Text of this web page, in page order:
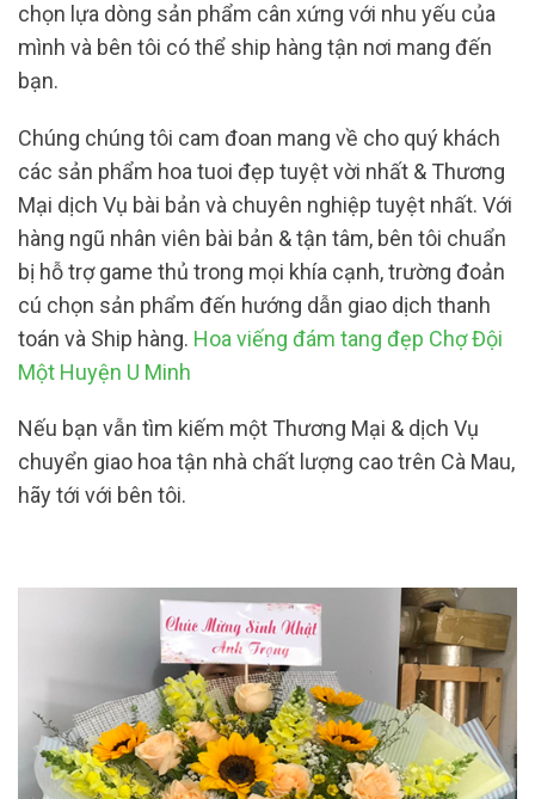
chọn lựa dòng sản phẩm cân xứng với nhu yếu của
mình và bên tôi có thể ship hàng tận nơi mang đến
bạn.
Chúng chúng tôi cam đoan mang về cho quý khách
các sản phẩm hoa tuoi đẹp tuyệt vời nhất & Thương
Mại dịch Vụ bài bản và chuyên nghiệp tuyệt nhất. Với
hàng ngũ nhân viên bài bản & tận tâm, bên tôi chuẩn
bị hỗ trợ game thủ trong mọi khía cạnh, trường đoản
cú chọn sản phẩm đến hướng dẫn giao dịch thanh
toán và Ship hàng. Hoa viếng đám tang đẹp Chợ Đội
Một Huyện U Minh
Nếu bạn vẫn tìm kiếm một Thương Mại & dịch Vụ
chuyển giao hoa tận nhà chất lượng cao trên Cà Mau,
hãy tới với bên tôi.